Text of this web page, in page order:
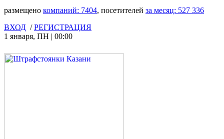
размещено компаний: 7404, посетителей за месяц: 527 336
ВХОД /РЕГИСТРАЦИЯ
1 января, ПН | 00:00